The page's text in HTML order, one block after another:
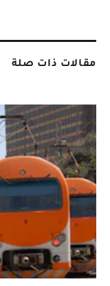
مقالات ذات صلة